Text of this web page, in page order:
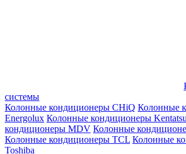
системы
Колонные кондиционеры CHiQ Колонные
Energolux Колонные кондиционеры Kentatsu
кондиционеры MDV Колонные
Колонные кондиционеры TCL Колонные
Toshiba